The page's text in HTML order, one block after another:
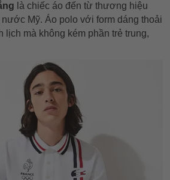
là chiếc áo đến từ thương hiệu
nước Mỹ. Áo polo với form dáng thoải
lịch mà không kém phần trẻ trung,